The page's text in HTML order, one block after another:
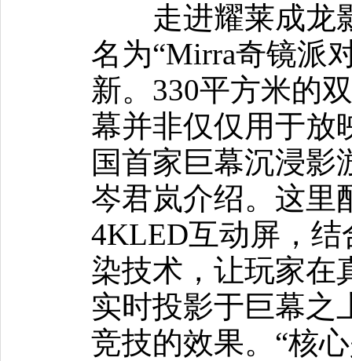
走进耀莱成龙
名为“Mirra奇镜派
新。330平方米的
幕并非仅仅用于放
国首家巨幕沉浸影
岑君岚介绍。这里
4KLED互动屏，
染技术，让玩家在
实时投影于巨幕之
竞技的效果。“核